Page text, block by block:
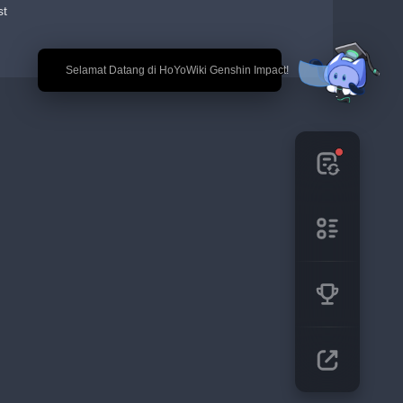
🎉 Selamat Datang di HoYoWiki Genshin Impact!